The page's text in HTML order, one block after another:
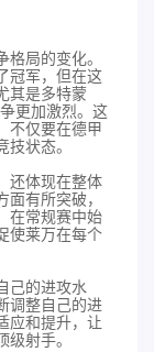
局的变化。
冠军，但在这
其是多特蒙
更加激烈。这
不仅要在德甲
状态。
还体现在整体
有所突破，
在常规赛中始
使莱万在每个
己的进攻水
调整自己的进
应和提升，让
射手。